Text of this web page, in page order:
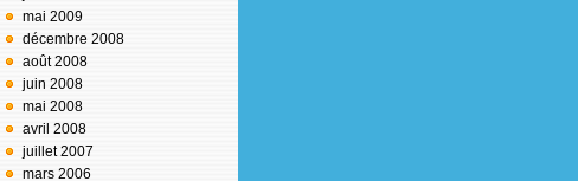
mai 2009
décembre 2008
août 2008
juin 2008
mai 2008
avril 2008
juillet 2007
mars 2006